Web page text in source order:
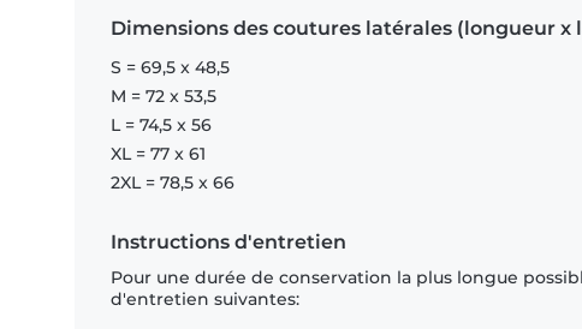
Dimensions des coutures latérales (longueur x
S = 69,5 x 48,5
M = 72 x 53,5
L = 74,5 x 56
XL = 77 x 61
2XL = 78,5 x 66
Instructions d'entretien
Pour une durée de conservation la plus longue
d'entretien suivantes: